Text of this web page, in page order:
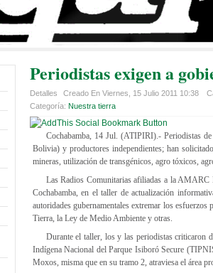
Periodistas exigen a
Detalles Creado En Viernes, 15 Julio 2011 10:38
Categoría: Nuestra tierra
Cochabamba, 14 Jul. (ATIPIRI).- Periodistas
Bolivia) y productores independientes; han
mineras, utilización de transgénicos, agro tóxicos,
Las Radios Comunitarias afiliadas a la AMARC
Cochabamba, en el taller de actualización
autoridades gubernamentales extremar los
Tierra, la Ley de Medio Ambiente y otras.
Durante el taller, los y las periodistas criticaron
Indígena Nacional del Parque Isiboró Secure
Moxos, misma que en su tramo 2, atraviesa el área